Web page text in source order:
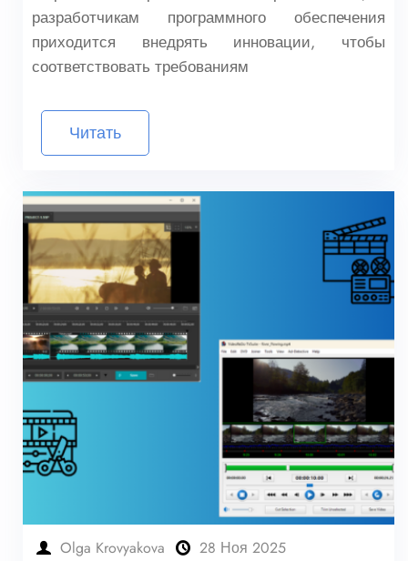
разработчикам программного обеспечения
приходится внедрять инновации, чтобы
соответствовать требованиям
Читать
Olga Krovyakova 28 Ноя 2025